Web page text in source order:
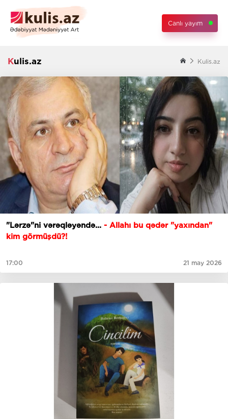
Canlı yayım
Kulis.az Kulis.az
"Lərzə"ni vərəqləyəndə... - Allahı bu qədər "yaxından"
kim görmüşdü?!
17:00 21 may 2026